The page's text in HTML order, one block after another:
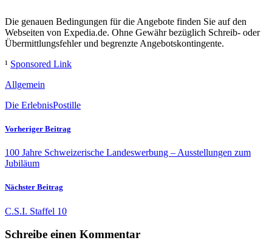
Die genauen Bedingungen für die Angebote finden Sie auf den
Webseiten von Expedia.de. Ohne Gewähr bezüglich Schreib- oder
Übermittlungsfehler und begrenzte Angebotskontingente.
¹ Sponsored Link
Allgemein
Die ErlebnisPostille
Vorheriger Beitrag
100 Jahre Schweizerische Landeswerbung – Ausstellungen zum
Jubiläum
Nächster Beitrag
C.S.I. Staffel 10
Schreibe einen Kommentar